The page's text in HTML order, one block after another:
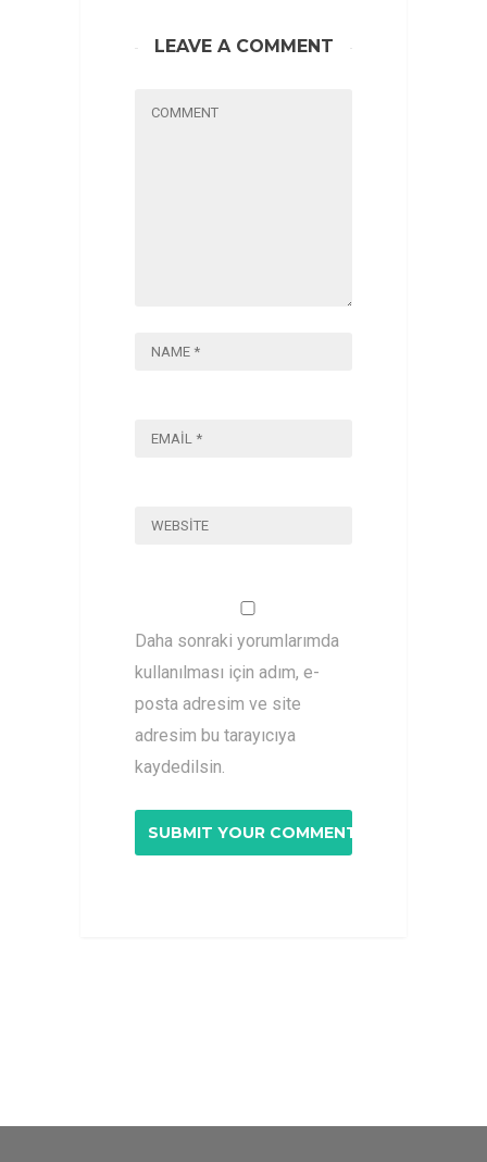
LEAVE A COMMENT
Daha sonraki yorumlarımda
kullanılması için adım, e-
posta adresim ve site
adresim bu tarayıcıya
kaydedilsin.